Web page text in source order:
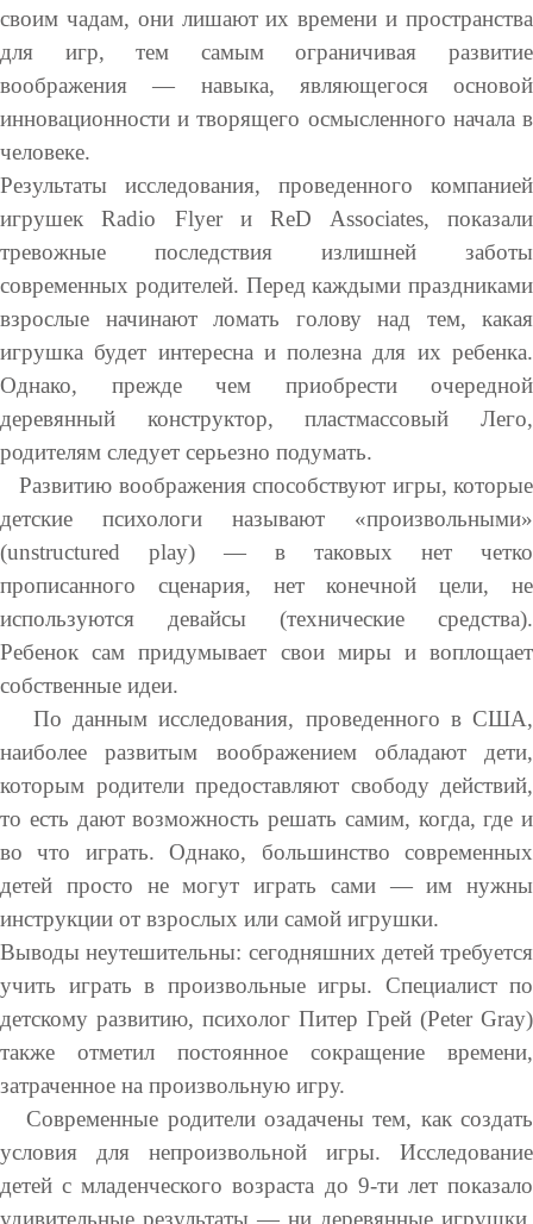
своим чадам, они лишают их времени и пространства
для игр, тем самым ограничивая развитие
воображения — навыка, являющегося основой
инновационности и творящего осмысленного начала в
человеке.
Результаты исследования, проведенного компанией
игрушек Radio Flyer и ReD Associates, показали
тревожные последствия излишней заботы
современных родителей. Перед каждыми праздниками
взрослые начинают ломать голову над тем, какая
игрушка будет интересна и полезна для их ребенка.
Однако, прежде чем приобрести очередной
деревянный конструктор, пластмассовый Лего,
родителям следует серьезно подумать.
Развитию воображения способствуют игры, которые
детские психологи называют «произвольными»
(unstructured play) — в таковых нет четко
прописанного сценария, нет конечной цели, не
используются девайсы (технические средства).
Ребенок сам придумывает свои миры и воплощает
собственные идеи.
По данным исследования, проведенного в США,
наиболее развитым воображением обладают дети,
которым родители предоставляют свободу действий,
то есть дают возможность решать самим, когда, где и
во что играть. Однако, большинство современных
детей просто не могут играть сами — им нужны
инструкции от взрослых или самой игрушки.
Выводы неутешительны: сегодняшних детей требуется
учить играть в произвольные игры. Специалист по
детскому развитию, психолог Питер Грей (Peter Gray)
также отметил постоянное сокращение времени,
затраченное на произвольную игру.
Современные родители озадачены тем, как создать
условия для непроизвольной игры. Исследование
детей с младенческого возраста до 9-ти лет показало